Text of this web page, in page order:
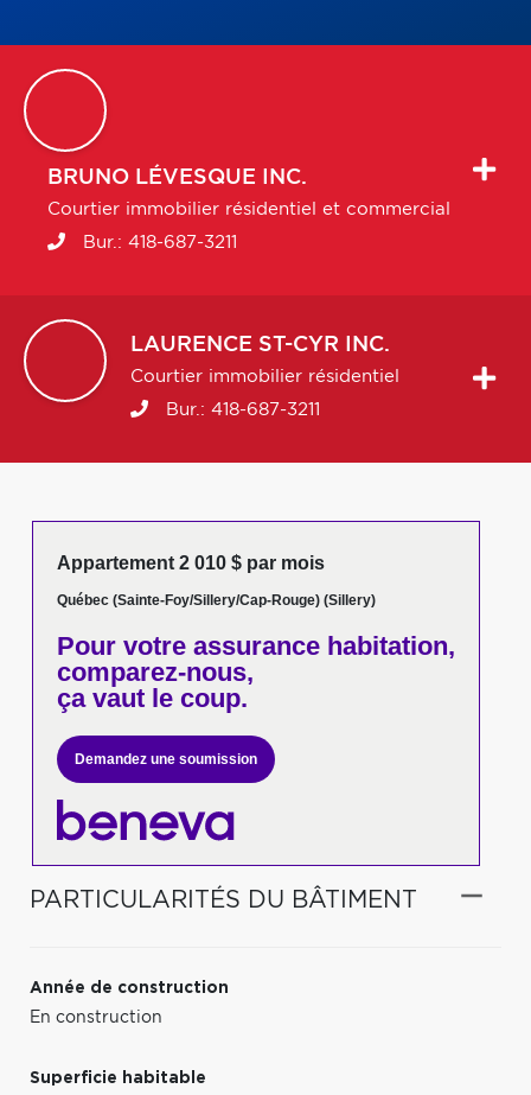
BRUNO LÉVESQUE INC.
Courtier immobilier résidentiel et commercial
Bur.: 418-687-3211
LAURENCE ST-CYR INC.
Courtier immobilier résidentiel
Bur.: 418-687-3211
Appartement 2 010 $ par mois
Québec (Sainte-Foy/Sillery/Cap-Rouge) (Sillery)
Pour votreassurance habitation,
comparez-nous,
ça vaut le coup.
Demandez une soumission
PARTICULARITÉS DU BÂTIMENT
Année de construction
En construction
Superficie habitable